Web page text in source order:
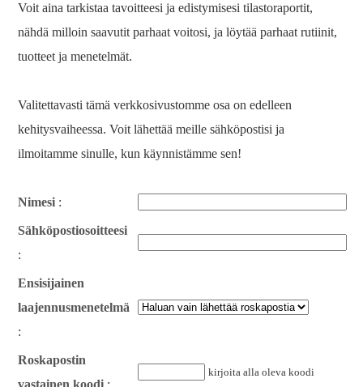
Voit aina tarkistaa tavoitteesi ja edistymisesi tilastoraportit,
nähdä milloin saavutit parhaat voitosi, ja löytää parhaat rutiinit,
tuotteet ja menetelmät.
Valitettavasti tämä verkkosivustomme osa on edelleen
kehitysvaiheessa. Voit lähettää meille sähköpostisi ja
ilmoitamme sinulle, kun käynnistämme sen!
Nimesi :
Sähköpostiosoitteesi
:
Ensisijainen
laajennusmenetelmä
:
Roskapostin
vastainen koodi :
kirjoita alla oleva koodi